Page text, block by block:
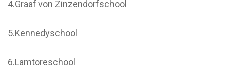
4.Graaf von Zinzendorfschool
5.Kennedyschool
6.Lamtoreschool